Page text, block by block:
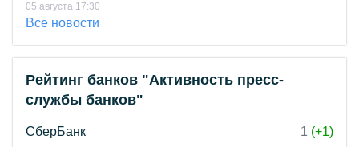
05 августа 17:30
Все новости
Рейтинг банков "Активность пресс-
службы банков"
СберБанк 1 (+1)